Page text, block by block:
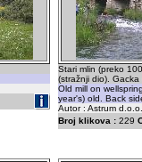
Stari mlin (preko
(stražnji dio). Gacka
Old mill on
year's) old. Back
Autor : Astrum
Broj klikova : 229